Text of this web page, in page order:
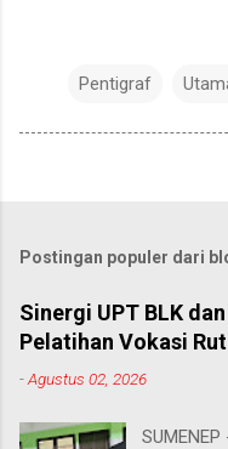
Pentigraf
Postingan populer dari
Sinergi UPT BLK
Pelatihan Vokasi
-Agustus 02, 2026